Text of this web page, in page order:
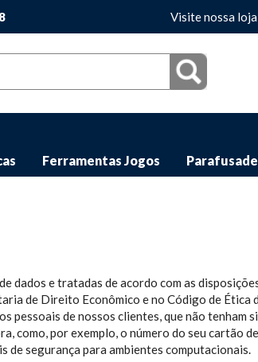
Visite nossa
Ferramentas Jogos
dados e tratadas de acordo com as
de Direito Econômico e no Código de
de nossos clientes, que não tenham
como, por exemplo, o número do seu cartão
de segurança para ambientes computacionais.